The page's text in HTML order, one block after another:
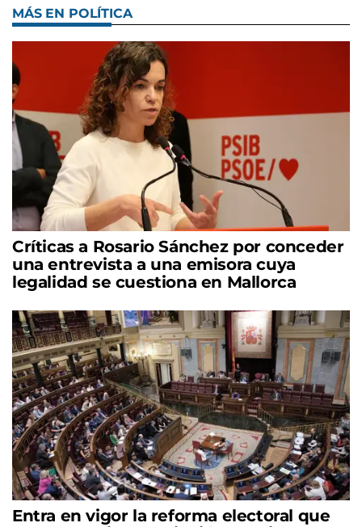
MÁS EN POLÍTICA
Críticas a Rosario Sánchez por conceder
una entrevista a una emisora cuya
legalidad se cuestiona en Mallorca
Entra en vigor la reforma electoral que